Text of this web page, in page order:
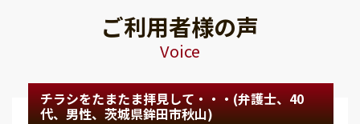
ご利用者様の声
Voice
チラシをたまたま拝見して・・・(弁護士、40
代、男性、茨城県鉾田市秋山)